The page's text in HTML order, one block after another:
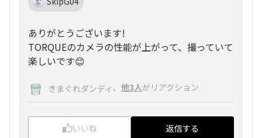
ありがとうございます!
TORQUEのカメラの性能が上がって、撮っていて
楽しいです😊
きまぐれダンディ 、 他3人がリアクション
いいね 返信する